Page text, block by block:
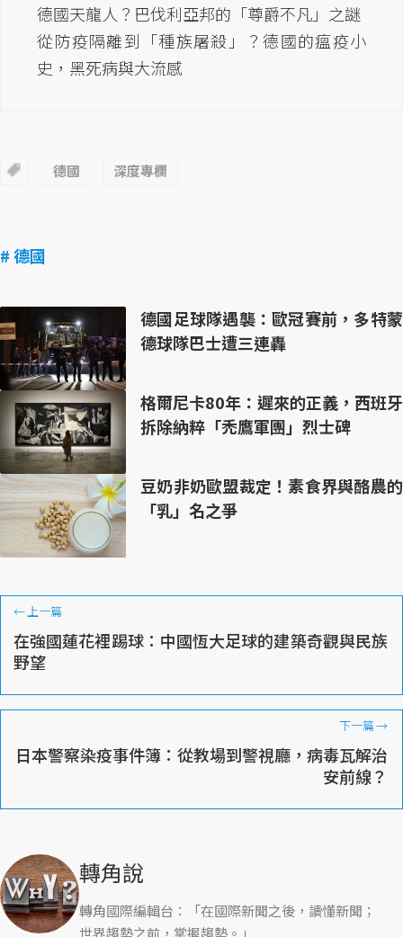
德國天龍人？巴伐利亞邦的「尊爵不凡」之謎
從防疫隔離到「種族屠殺」？德國的瘟疫小
史，黑死病與大流感
德國 深度專欄
# 德國
德國足球隊遇襲：歐冠賽前，多特蒙
德球隊巴士遭三連轟
格爾尼卡80年：遲來的正義，西班牙
拆除納粹「禿鷹軍團」烈士碑
豆奶非奶歐盟裁定！素食界與酪農的
「乳」名之爭
←上一篇
在強國蓮花裡踢球：中國恆大足球的建築奇觀與民族
野望
下一篇→
日本警察染疫事件簿：從教場到警視廳，病毒瓦解治
安前線？
轉角說
轉角國際編輯台：「在國際新聞之後，讀懂新聞；
世界趨勢之前，掌握趨勢。」